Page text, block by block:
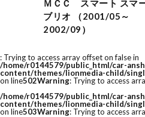
ＭＣＣ スマート スマ
ブリオ （2001/05～
2002/09）
: Trying to access array offset on false in
/home/r0144579/public_html/car-
content/themes/lionmedia-child/
on line502Warning: Trying to access
/home/r0144579/public_html/car-
content/themes/lionmedia-child/
on line503Warning: Trying to access